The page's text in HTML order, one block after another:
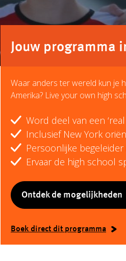
Jouw programma
Waar anders ter wereld kun je
Amerika? Live your own high
Word deel van een
Inclusief New York
Persoonlijke
Ervaar de high school
Ontdek de mogelijkheden
Boek direct dit programma